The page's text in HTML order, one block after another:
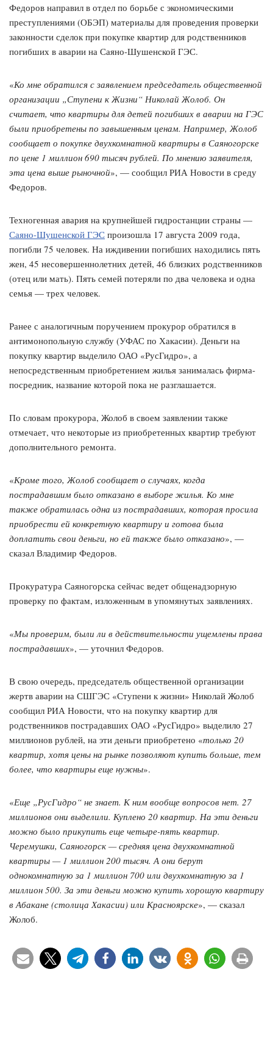
Федоров направил в отдел по борьбе с экономическими
преступлениями (ОБЭП) материалы для проведения проверки
законности сделок при покупке квартир для родственников
погибших в аварии на Саяно-Шушенской ГЭС.
«Ко мне обратился с заявлением председатель общественной
организации „Ступени к Жизни“ Николай Жолоб. Он
считает, что квартиры для детей погибших в аварии на ГЭС
были приобретены по завышенным ценам. Например, Жолоб
сообщает о покупке двухкомнатной квартиры в Саяногорске
по цене 1 миллион 690 тысяч рублей. По мнению заявителя,
эта цена выше рыночной», — сообщил РИА Новости в среду
Федоров.
Техногенная авария на крупнейшей гидростанции страны —
Саяно-Шушенской ГЭС произошла 17 августа 2009 года,
погибли 75 человек. На иждивении погибших находились пять
жен, 45 несовершеннолетних детей, 46 близких родственников
(отец или мать). Пять семей потеряли по два человека и одна
семья — трех человек.
Ранее с аналогичным поручением прокурор обратился в
антимонопольную службу (УФАС по Хакасии). Деньги на
покупку квартир выделило ОАО «РусГидро», а
непосредственным приобретением жилья занималась фирма-
посредник, название которой пока не разглашается.
По словам прокурора, Жолоб в своем заявлении также
отмечает, что некоторые из приобретенных квартир требуют
дополнительного ремонта.
«Кроме того, Жолоб сообщает о случаях, когда
пострадавшим было отказано в выборе жилья. Ко мне
также обратилась одна из пострадавших, которая просила
приобрести ей конкретную квартиру и готова была
доплатить свои деньги, но ей также было отказано», —
сказал Владимир Федоров.
Прокуратура Саяногорска сейчас ведет общенадзорную
проверку по фактам, изложенным в упомянутых заявлениях.
«Мы проверим, были ли в действительности ущемлены права
пострадавших», — уточнил Федоров.
В свою очередь, председатель общественной организации
жертв аварии на СШГЭС «Ступени к жизни» Николай Жолоб
сообщил РИА Новости, что на покупку квартир для
родственников пострадавших ОАО «РусГидро» выделило 27
миллионов рублей, на эти деньги приобретено «только 20
квартир, хотя цены на рынке позволяют купить больше, тем
более, что квартиры еще нужны».
«Еще „РусГидро“ не знает. К ним вообще вопросов нет. 27
миллионов они выделили. Куплено 20 квартир. На эти деньги
можно было прикупить еще четыре-пять квартир.
Черемушки, Саяногорск — средняя цена двухкомнатной
квартиры — 1 миллион 200 тысяч. А они берут
однокомнатную за 1 миллион 700 или двухкомнатную за 1
миллион 500. За эти деньги можно купить хорошую квартиру
в Абакане (столица Хакасии) или Красноярске», — сказал
Жолоб.